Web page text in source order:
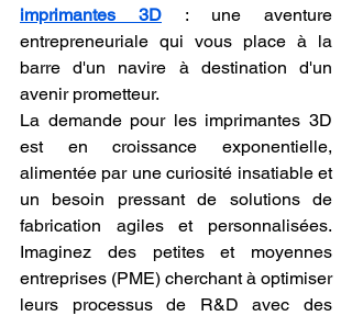
imprimantes 3D : une aventure
entrepreneuriale qui vous place à la
barre d'un navire à destination d'un
avenir prometteur.
La demande pour les imprimantes 3D
est en croissance exponentielle,
alimentée par une curiosité insatiable et
un besoin pressant de solutions de
fabrication agiles et personnalisées.
Imaginez des petites et moyennes
entreprises (PME) cherchant à optimiser
leurs processus de R&D avec des